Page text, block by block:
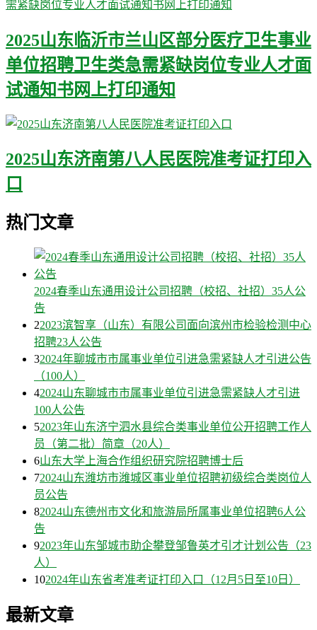
2025山东临沂市兰山区部分医疗卫生事业
单位招聘卫生类急需紧缺岗位专业人才面
试通知书网上打印通知
2025山东济南第八人民医院准考证打印入
口
热门文章
2024春季山东通用设计公司招聘（校招、社招）35人公
告
22023滨智享（山东）有限公司面向滨州市检验检测中心
招聘23人公告
32024年聊城市市属事业单位引进急需紧缺人才引进公告
（100人）
42024山东聊城市市属事业单位引进急需紧缺人才引进
100人公告
52023年山东济宁泗水县综合类事业单位公开招聘工作人
员（第二批）简章（20人）
6山东大学上海合作组织研究院招聘博士后
72024山东潍坊市潍城区事业单位招聘初级综合类岗位人
员公告
82024山东德州市文化和旅游局所属事业单位招聘6人公
告
92023年山东邹城市助企攀登邹鲁英才引才计划公告（23
人）
102024年山东省考准考证打印入口（12月5日至10日）
最新文章